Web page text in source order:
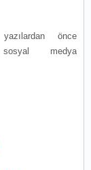
önce
sosyal medya